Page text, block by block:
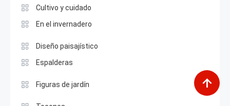
Cultivo y cuidado
En el invernadero
Diseño paisajístico
Espalderas
Figuras de jardín